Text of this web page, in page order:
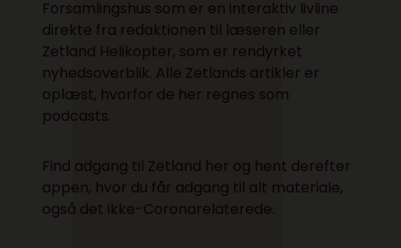
Forsamlingshus som er en interaktiv livline
direkte fra redaktionen til læseren eller
Zetland Helikopter, som er rendyrket
nyhedsoverblik. Alle Zetlands artikler er
oplæst, hvorfor de her regnes som
podcasts.
Find adgang til Zetland her og hent derefter
appen, hvor du får adgang til alt materiale,
også det ikke-Coronarelaterede.